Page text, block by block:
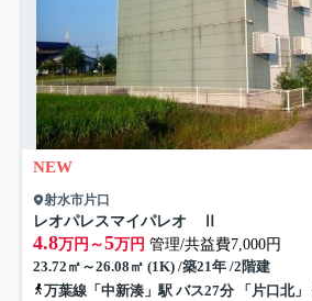
NEW
射水市片口
レオパレスマイパレオ Ⅱ
4.8万円～5万円 管理/共益費7,000円
23.72㎡～26.08㎡ (1K) /築21年 /2階建
万葉線「中新湊」駅 バス27分 「片口北」